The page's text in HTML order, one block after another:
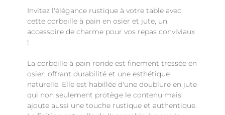
Invitez l'élégance rustique à votre table avec
cette corbeille à pain en osier et jute, un
accessoire de charme pour vos repas conviviaux
!
La corbeille à pain ronde est finement tressée en
osier, offrant durabilité et une esthétique
naturelle. Elle est habillée d'une doublure en jute
qui non seulement protège le contenu mais
ajoute aussi une touche rustique et authentique.